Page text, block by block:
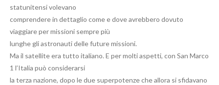
statunitensi volevano
comprendere in dettaglio come e dove avrebbero dovuto
viaggiare per missioni sempre più
lunghe gli astronauti delle future missioni.
Ma il satellite era tutto italiano. E per molti aspetti, con San Marco
1 l’Italia può considerarsi
la terza nazione, dopo le due superpotenze che allora si sfidavano